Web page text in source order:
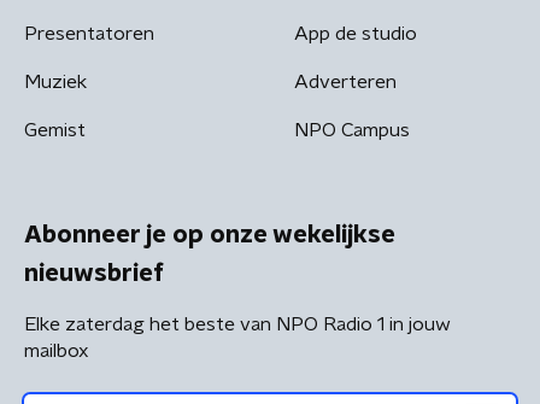
Presentatoren
Muziek
Gemist
App de studio
Adverteren
NPO Campus
Abonneer je op onze wekelijkse
nieuwsbrief
Elke zaterdag het beste van NPO Radio 1 in jouw
mailbox